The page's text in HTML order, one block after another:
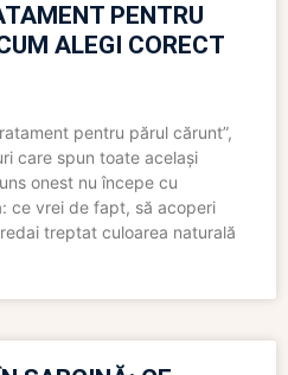
PENTRU
ALEGI CORECT
pentru părul cărunt”,
care spun toate același
onest nu începe cu
ce vrei de fapt, să acoperi
treptat culoarea naturală